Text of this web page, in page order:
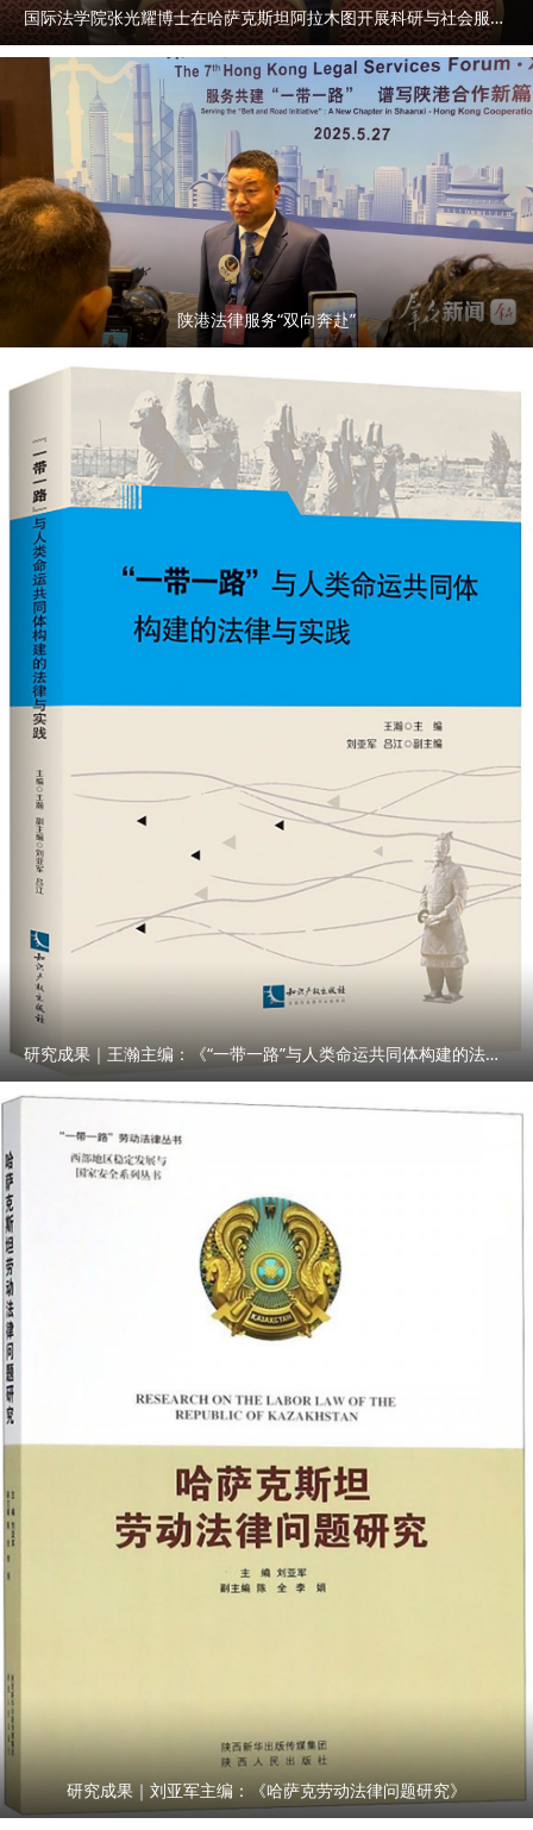
国际法学院张光耀博士在哈萨克斯坦阿拉木图开展科研与社会服务活动
陕港法律服务“双向奔赴”
研究成果｜王瀚主编：《“一带一路”与人类命运共同体构建的法律与实践》
研究成果｜刘亚军主编：《哈萨克劳动法律问题研究》